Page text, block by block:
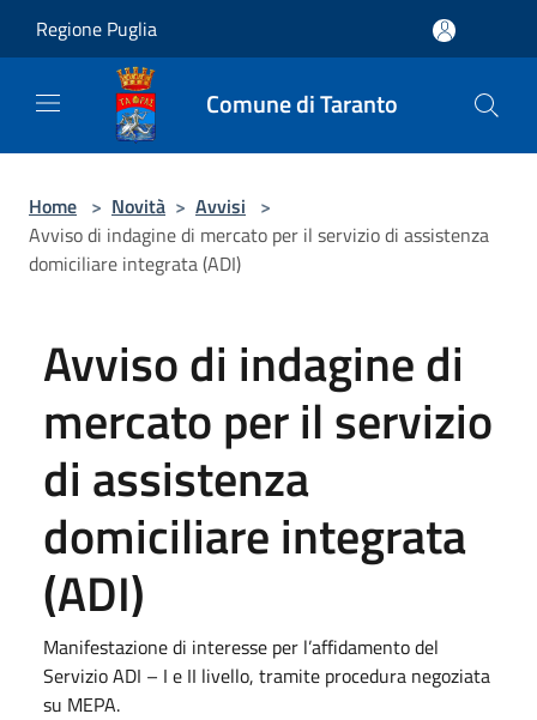
Regione Puglia
Comune di Taranto
Home > Novità > Avvisi >
Avviso di indagine di mercato per il servizio di assistenza
domiciliare integrata (ADI)
Avviso di indagine di
mercato per il servizio
di assistenza
domiciliare integrata
(ADI)
Manifestazione di interesse per l’affidamento del
Servizio ADI – I e II livello, tramite procedura negoziata
su MEPA.